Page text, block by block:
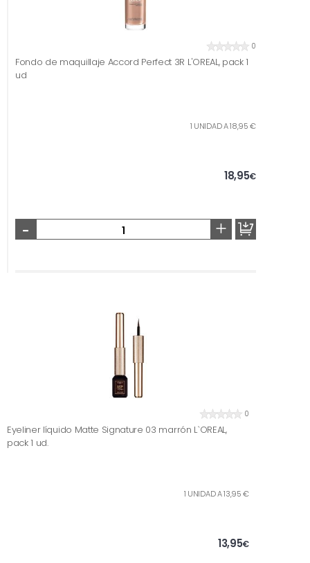
0
Fondo de maquillaje Accord Perfect 3R L'OREAL, pack 1
ud
1 UNIDAD A 18,95 €
18,95€
- +
0
Eyeliner líquido Matte Signature 03 marrón L`OREAL,
pack 1 ud.
1 UNIDAD A 13,95 €
13,95€